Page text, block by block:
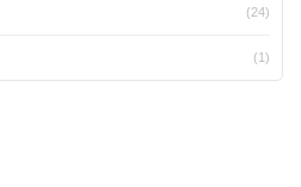
(24)
(1)